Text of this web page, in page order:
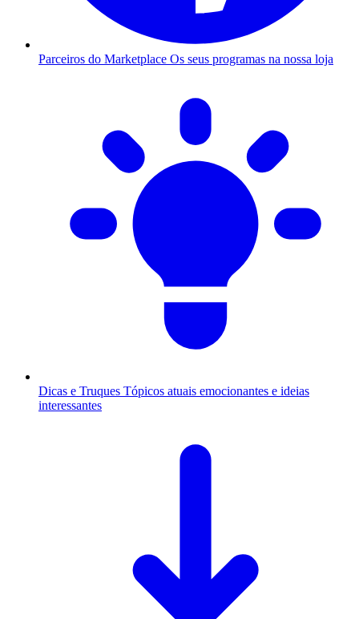
Parceiros do Marketplace Os seus programas na nossa loja
Dicas e Truques Tópicos atuais emocionantes e ideias
interessantes